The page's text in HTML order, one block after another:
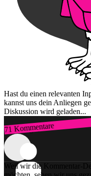
Hast du einen relevanten
kannst uns dein Anliegen
Diskussion wird geladen...
71 Kommentare
Zum Login
Weil wir die Kommentar-